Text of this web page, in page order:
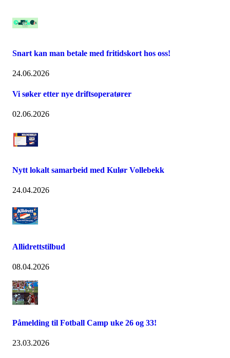
Snart kan man betale med fritidskort hos oss!
24.06.2026
Vi søker etter nye driftsoperatører
02.06.2026
Nytt lokalt samarbeid med Kulør Vollebekk
24.04.2026
Allidrettstilbud
08.04.2026
Påmelding til Fotball Camp uke 26 og 33!
23.03.2026